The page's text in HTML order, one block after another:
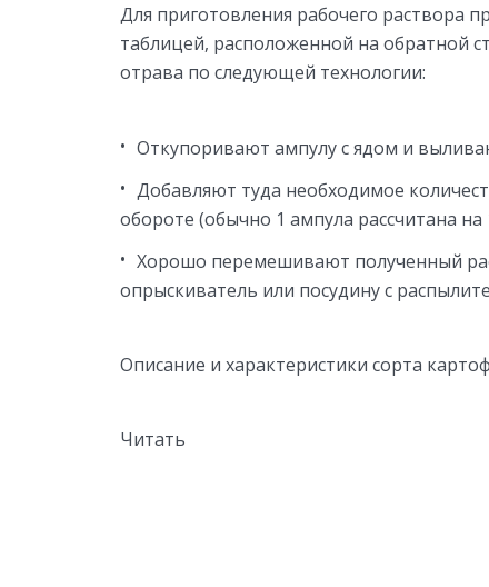
Для приготовления рабочего раствора
таблицей, расположенной на обратной
отрава по следующей технологии:
Откупоривают ампулу с ядом и
Добавляют туда необходимое
обороте (обычно 1 ампула рассчитана на
Хорошо перемешивают полученный
опрыскиватель или посудину с
Описание и характеристики сорта
Читать